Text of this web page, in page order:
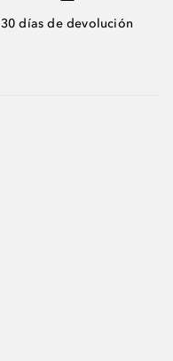
30 días de devolución